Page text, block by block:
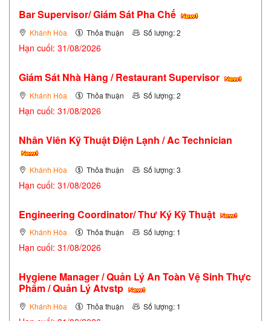
Bar Supervisor/ Giám Sát Pha Chế
Khánh Hòa Thỏa thuận Số lượng: 2
Hạn cuối: 31/08/2026
Giám Sát Nhà Hàng / Restaurant Supervisor
Khánh Hòa Thỏa thuận Số lượng: 2
Hạn cuối: 31/08/2026
Nhân Viên Kỹ Thuật Điện Lạnh / Ac Technician
Khánh Hòa Thỏa thuận Số lượng: 3
Hạn cuối: 31/08/2026
Engineering Coordinator/ Thư Ký Kỹ Thuật
Khánh Hòa Thỏa thuận Số lượng: 1
Hạn cuối: 31/08/2026
Hygiene Manager / Quản Lý An Toàn Vệ Sinh Thực
Phẩm / Quản Lý Atvstp
Khánh Hòa Thỏa thuận Số lượng: 1